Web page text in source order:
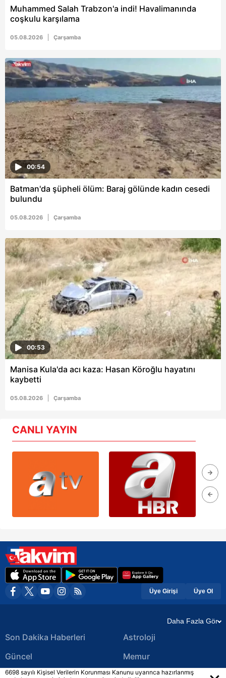
Muhammed Salah Trabzon'a indi! Havalimanında
coşkulu karşılama
05.08.2026 Çarşamba
00:54
Batman'da şüpheli ölüm: Baraj gölünde kadın cesedi
bulundu
05.08.2026 Çarşamba
00:53
Manisa Kula'da acı kaza: Hasan Köroğlu hayatını
kaybetti
05.08.2026 Çarşamba
CANLI YAYIN
Üye Girişi Üye Ol
Daha Fazla Gör
Son Dakika Haberleri
Güncel
Ekonomi Haberleri
Astroloji
Memur
Yerel Haberler
6698 sayılı Kişisel Verilerin Korunması Kanunu uyarınca hazırlanmış